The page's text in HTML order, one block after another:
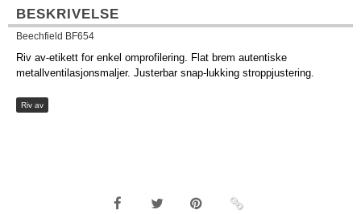
BESKRIVELSE
Beechfield BF654
Riv av-etikett for enkel omprofilering. Flat brem autentiske
metallventilasjonsmaljer. Justerbar snap-lukking stroppjustering.
Riv av